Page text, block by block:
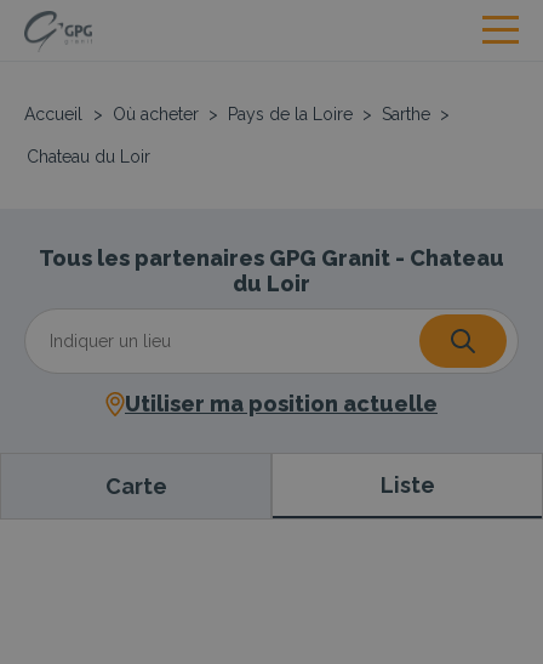
Accueil > Où acheter > Pays de la Loire > Sarthe >
Chateau du Loir
Tous les partenaires GPG Granit - Chateau
du Loir
Utiliser ma position actuelle
Carte Liste